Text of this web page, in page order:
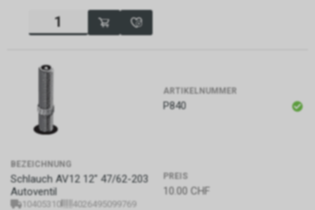
ARTIKELNUMMER
P840
BEZEICHNUNG
Schlauch AV12 12" 47/62-203
Autoventil
10405310 4026495099769
PREIS
10.00 CHF